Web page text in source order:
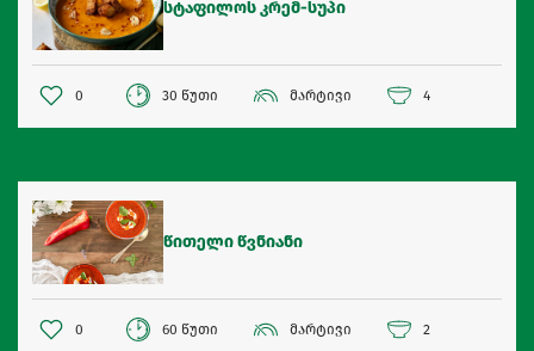
სტაფილოს კრემ-სუპი
0 30 წუთი მარტივი 4
წითელი წვნიანი
0 60 წუთი მარტივი 2